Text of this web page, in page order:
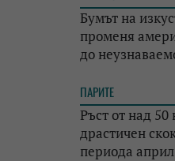
Бумът на
променя
до
ПАРИТЕ
Ръст от над 50
драстичен
периода